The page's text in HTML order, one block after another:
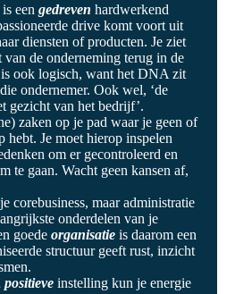
een gedreven hardwerkend
drive komt voort uit
diensten of producten. Je ziet
van de onderneming terug in de
ook logisch, want het DNA zit
ondernemer. Ook wel, ‘de
gezicht van het bedrijf’.
zaken op je pad waar je geen of
hebt. Je moet hierop inspelen
om er gecontroleerd en
te gaan. Wacht geen kansen af,
corebusiness, maar administratie
onderdelen van je
goede organisatie is daarom een
structuur geeft rust, inzicht
positieve instelling kun je energie